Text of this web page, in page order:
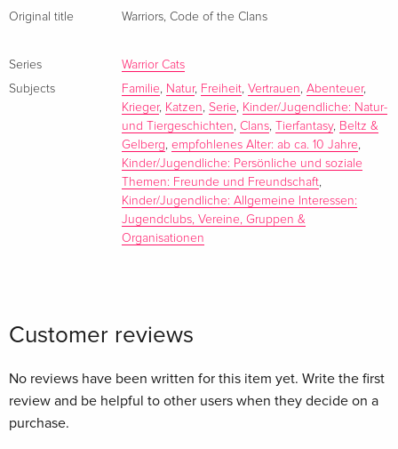
Foreword
Original title
Warriors, Code of the Clans
Series
Warrior Cats
Subjects
Familie Natur, Freiheit Vertrauen Abenteuer,
Krieger, Katzen Serie
Kinder/Jugendliche: Natur-
und Tiergeschichten Clans Tierfantasy, Beltz &
Gelberg empfohlenes Alter: ab ca. 10 Jahre
Kinder/Jugendliche: Persönliche und soziale
Themen: Freunde und Freundschaft
Kinder/Jugendliche: Allgemeine Interessen:
Jugendclubs, Vereine, Gruppen &
Organisationen
Customer reviews
No reviews have been written for this item yet. Write the first
review and be helpful to other users when they decide on a
purchase.